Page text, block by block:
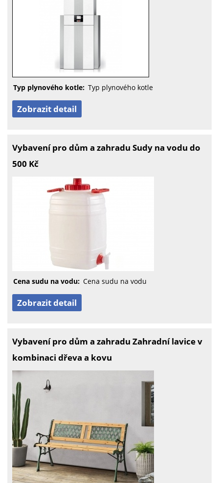
Typ plynového kotle: Typ plynového kotle
Zobrazit detail
Vybavení pro dům a zahradu Sudy na vodu do
500 Kč
Cena sudu na vodu: Cena sudu na vodu
Zobrazit detail
Vybavení pro dům a zahradu Zahradní lavice v
kombinaci dřeva a kovu